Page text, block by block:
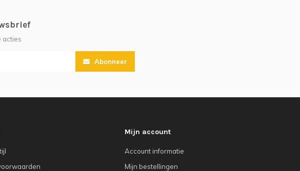
acties
Abonneer
Mijn account
Account informatie
Mijn bestellingen